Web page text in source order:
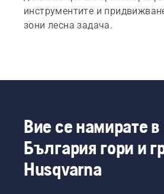
инструментите и
зони лесна задача.
Вие се намирате в
България гори и
Husqvarna